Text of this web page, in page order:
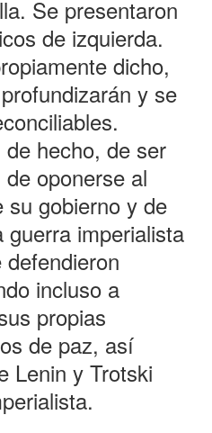
Se presentaron
de izquierda.
dicho,
y se
hecho, de ser
oponerse al
su gobierno y de
imperialista
incluso a
propias
de paz, así
Lenin y Trotski